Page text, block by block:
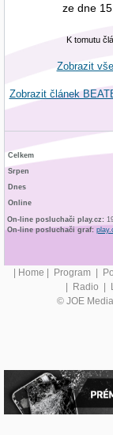
ze dne
K tomutu
Zobrazit
Zobrazit článek
Celkem
Srpen
Dnes
Online
On-line posluchači play.cz:
On-line posluchači graf:
| Home | Program |
| Radio |
© JOE